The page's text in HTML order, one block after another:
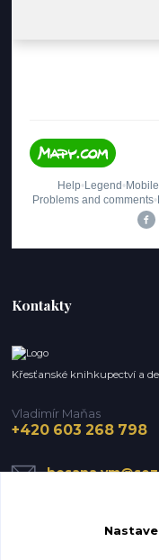
Kontakty
Křesťanské knihkupectví a
Vladimír Maňas
+420 603 268 798